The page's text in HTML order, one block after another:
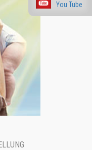
You Tube